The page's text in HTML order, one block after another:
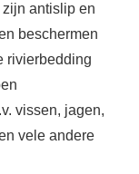
zijn antislip en
beschermen
rivierbedding
vissen, jagen,
vele andere